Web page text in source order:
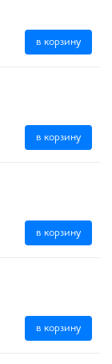
в корзину
в корзину
в корзину
в корзину